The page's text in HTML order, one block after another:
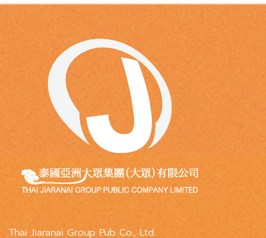
Thai Jiaranai Group Pub Co., Ltd.